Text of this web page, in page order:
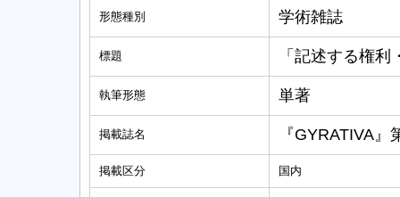
形態種別 学術雑誌
標題 「記述する権
執筆形態 単著
掲載誌名 『GYRATIVA』
掲載区分 国内